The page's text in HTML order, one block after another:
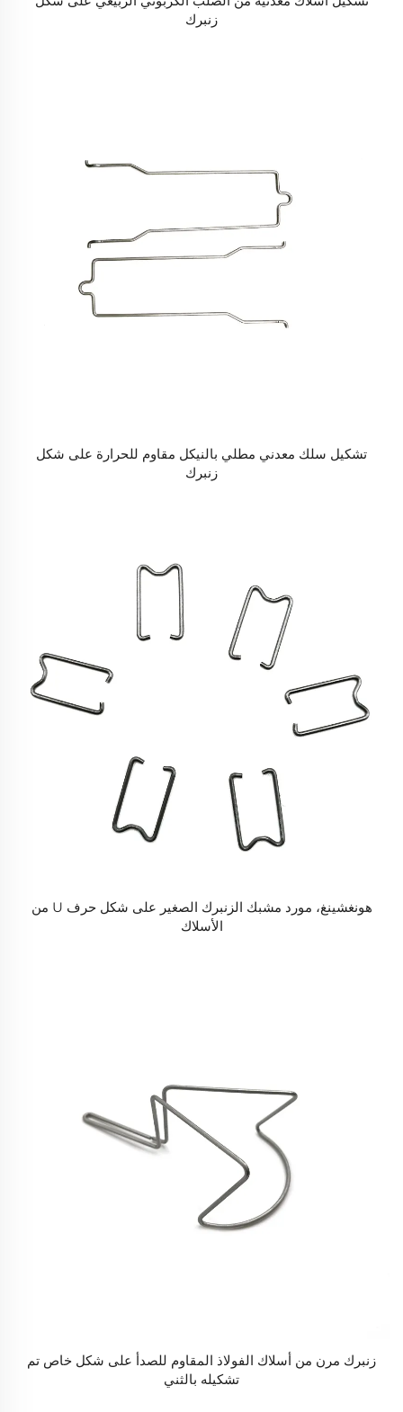
زنبرك
تشكيل سلك معدني مطلي بالنيكل مقاوم للحرارة على شكل
زنبرك
هونغشينغ، مورد مشبك الزنبرك الصغير على شكل حرف U من
الأسلاك
زنبرك مرن من أسلاك الفولاذ المقاوم للصدأ على شكل خاص تم
تشكيله بالثني